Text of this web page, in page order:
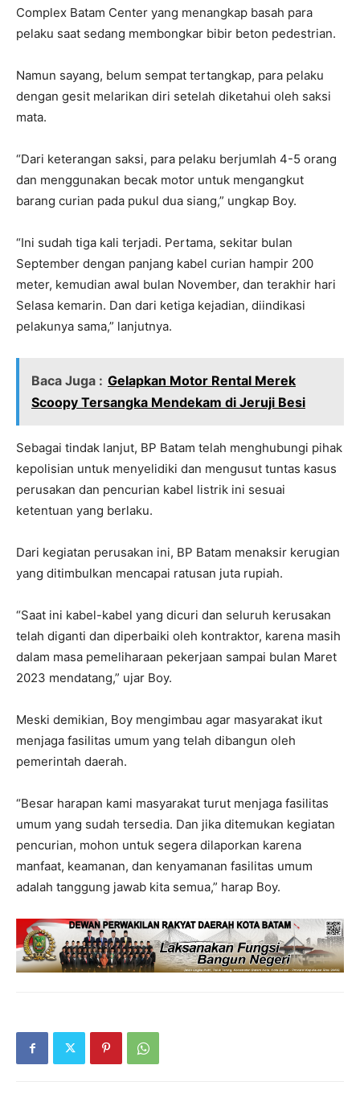
Complex Batam Center yang menangkap basah para
pelaku saat sedang membongkar bibir beton pedestrian.
Namun sayang, belum sempat tertangkap, para pelaku
dengan gesit melarikan diri setelah diketahui oleh saksi
mata.
“Dari keterangan saksi, para pelaku berjumlah 4-5 orang
dan menggunakan becak motor untuk mengangkut
barang curian pada pukul dua siang,” ungkap Boy.
“Ini sudah tiga kali terjadi. Pertama, sekitar bulan
September dengan panjang kabel curian hampir 200
meter, kemudian awal bulan November, dan terakhir hari
Selasa kemarin. Dan dari ketiga kejadian, diindikasi
pelakunya sama,” lanjutnya.
Baca Juga : Gelapkan Motor Rental Merek
Scoopy Tersangka Mendekam di Jeruji Besi
Sebagai tindak lanjut, BP Batam telah menghubungi pihak
kepolisian untuk menyelidiki dan mengusut tuntas kasus
perusakan dan pencurian kabel listrik ini sesuai
ketentuan yang berlaku.
Dari kegiatan perusakan ini, BP Batam menaksir kerugian
yang ditimbulkan mencapai ratusan juta rupiah.
“Saat ini kabel-kabel yang dicuri dan seluruh kerusakan
telah diganti dan diperbaiki oleh kontraktor, karena masih
dalam masa pemeliharaan pekerjaan sampai bulan Maret
2023 mendatang,” ujar Boy.
Meski demikian, Boy mengimbau agar masyarakat ikut
menjaga fasilitas umum yang telah dibangun oleh
pemerintah daerah.
“Besar harapan kami masyarakat turut menjaga fasilitas
umum yang sudah tersedia. Dan jika ditemukan kegiatan
pencurian, mohon untuk segera dilaporkan karena
manfaat, keamanan, dan kenyamanan fasilitas umum
adalah tanggung jawab kita semua,” harap Boy.